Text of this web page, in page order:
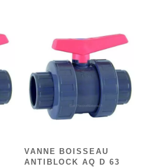
VANNE BOISSEAU
ANTIBLOCK AQ D 63